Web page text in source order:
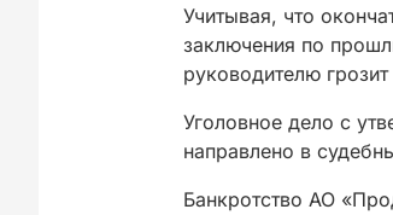
Учитывая, что
заключения по
руководителю
Уголовное дело с
направлено в
Банкротство АО